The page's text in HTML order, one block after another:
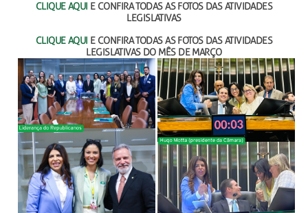
CLIQUE AQUI E CONFIRA TODAS AS FOTOS DAS ATIVIDADES
LEGISLATIVAS
CLIQUE AQUI E CONFIRA TODAS AS FOTOS DAS ATIVIDADES
LEGISLATIVAS DO MÊS DE MARÇO